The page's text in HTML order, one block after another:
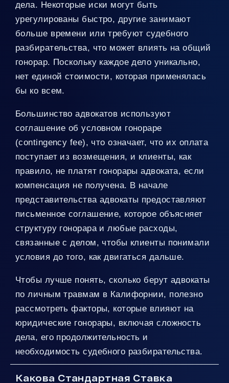
дела. Некоторые иски могут быть
урегулированы быстро, другие занимают
больше времени или требуют судебного
разбирательства, что может влиять на общий
гонорар. Поскольку каждое дело уникально,
нет единой стоимости, которая применялась
бы ко всем.
Большинство адвокатов используют
соглашение об условном гонораре
(contingency fee), что означает, что их оплата
поступает из возмещения, и клиенты, как
правило, не платят гонорары адвоката, если
компенсация не получена. В начале
представительства адвокаты предоставляют
письменное соглашение, которое объясняет
структуру гонорара и любые расходы,
связанные с делом, чтобы клиенты понимали
условия до того, как двигаться дальше.
Чтобы лучше понять, сколько берут адвокаты
по личным травмам в Калифорнии, полезно
рассмотреть факторы, которые влияют на
юридические гонорары, включая сложность
дела, его продолжительность и
необходимость судебного разбирательства.
Какова Стандартная Ставка